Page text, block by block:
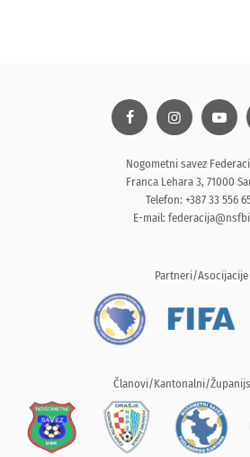
Nogometni savez
Franca Lehara 3, 71000
Telefon: +387 33 556
E-mail:
Partneri/Asocijacije
Članovi/Kantonalni/